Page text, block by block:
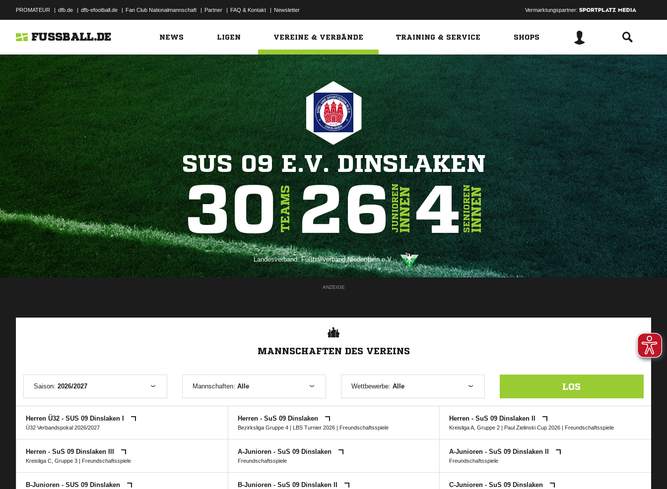
PROMATEUR | dfb.de | dfb-efootball.de | Fan Club Nationalmannschaft | Partner | FAQ & Kontakt | Newsletter Vermarktungspartner:
FUSSBALL.DE NEWS LIGEN VEREINE & VERBÄNDE TRAINING & SERVICE SHOPS
SUS 09 E.V. DINSLAKEN
30TEAMS26JUNIORENINNEN4SENIORENINNEN
Landesverband:Fußballverband Niederrhein e.V.
ANZEIGE
MANNSCHAFTEN DES VEREINS
Saison: 2026/2027 Mannschaften: Alle Wettbewerbe: Alle LOS
Herren Ü32 - SUS 09 Dinslaken I
Ü32 Verbandspokal 2026/2027
Herren - SuS 09 Dinslaken
Bezirksliga Gruppe 4| LBS Turnier 2026| Freundschaftsspiele
Herren - SuS 09 Dinslaken II
Kreisliga A, Gruppe 2 | Paul Zielinski Cup 2026 | Freundschaftsspiele
Herren - SuS 09 Dinslaken III
Kreisliga C, Gruppe 3 | Freundschaftsspiele
A-Junioren - SuS 09 Dinslaken
Freundschaftsspiele
A-Junioren - SuS 09 Dinslaken II
Freundschaftsspiele
B-Junioren - SUS 09 Dinslaken B-Junioren - SuS 09 Dinslaken II C-Junioren - SuS 09 Dinslaken